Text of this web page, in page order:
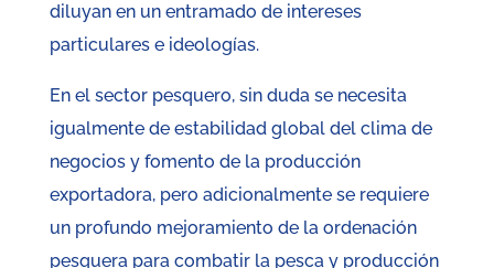
diluyan en un entramado de intereses
particulares e ideologías.
En el sector pesquero, sin duda se necesita
igualmente de estabilidad global del clima de
negocios y fomento de la producción
exportadora, pero adicionalmente se requiere
un profundo mejoramiento de la ordenación
pesquera para combatir la pesca y producción